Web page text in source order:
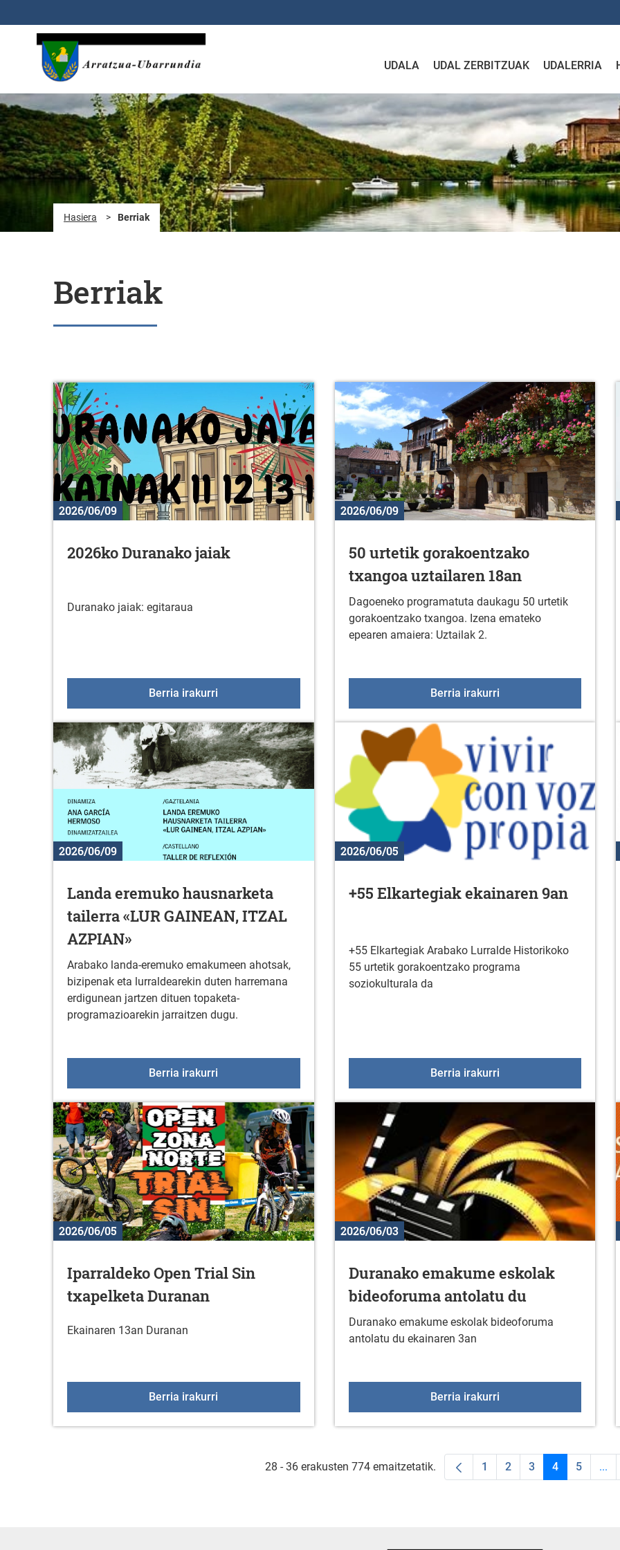
UDALA UDAL ZERBITZUAK UDALERRIA
Hasiera > Berriak
Berriak
2026/06/09
2026ko Duranako jaiak
Duranako jaiak: egitaraua
Berria irakurri
2026/06/09
50 urtetik gorakoentzako
txangoa uztailaren 18an
Dagoeneko programatuta daukagu 50 urtetik
gorakoentzako txangoa. Izena emateko
epearen amaiera: Uztailak 2.
Berria irakurri50 urtetik
2026/06/09
Landa eremuko hausnarketa
tailerra «LUR GAINEAN, ITZAL
AZPIAN»
Arabako landa-eremuko emakumeen ahotsak,
bizipenak eta lurraldearekin duten harremana
erdigunean jartzen dituen topaketa-
programazioarekin jarraitzen dugu.
Berria irakurri Landa eremuko hausnarketa tailerra «LUR GAINEAN, ITZAL AZPIAN»
2026/06/05
+55 Elkartegiak ekainaren 9an
+55 Elkartegiak Arabako Lurralde Historikoko
55 urtetik gorakoentzako programa
soziokulturala da
Berria irakurri+55 Elkartegiak
2026/06/05
Iparraldeko Open Trial Sin
txapelketa Duranan
Ekainaren 13an Duranan
Berria irakurri Iparraldeko Open Trial Sin txapelketa Duranan
2026/06/03
Duranako emakume eskolak
bideoforuma antolatu du
Duranako emakume eskolak bideoforuma
antolatu du ekainaren 3an
Berria irakurriDuranako emakume
28 - 36 erakusten 774 emaitzetatik. Orrialdea
1 Orrialdea
2 Orrialdea
3 Orrialdea
4 5 ...